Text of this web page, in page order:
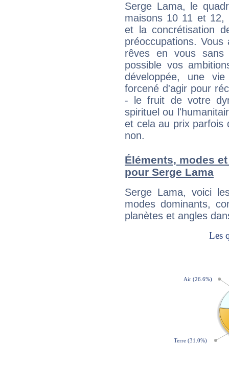
Serge Lama, le
maisons 10 11 et 12,
et la concrétisation
préoccupations.
rêves en vous sans
possible vos
développée, une
forcené d'agir pour
- le fruit de votre
spirituel ou
et cela au prix parfois
non.
Éléments, modes
pour Serge Lama
Serge Lama, voici
modes dominants,
planètes et angles